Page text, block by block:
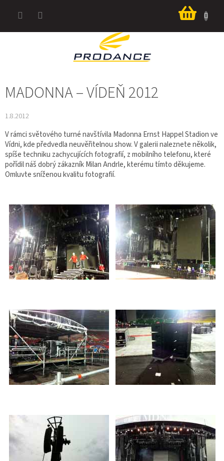
košík
MADONNA – VÍDEŇ 2012
1.8.2012
V rámci světového turné navštívila Madonna Ernst Happel Stadion ve
Vídni, kde předvedla neuvěřitelnou show. V galerii naleznete několik,
spíše techniku zachycujících fotografií, z mobilního telefonu, které
pořídil náš dobrý zákazník Milan Andrle, kterému tímto děkujeme.
Omluvte sníženou kvalitu fotografií.